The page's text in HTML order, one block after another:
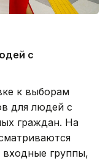
с
к выборам
для людей с
граждан. На
группы,